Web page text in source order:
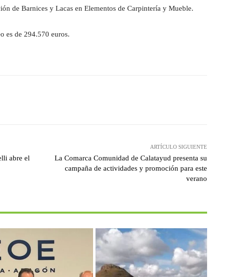
de Barnices y Lacas en Elementos de Carpintería y Mueble.
es de 294.570 euros.
abre el
ARTÍCULO SIGUIENTE
La Comarca Comunidad de Calatayud presenta su
campaña de actividades y promoción para este
verano